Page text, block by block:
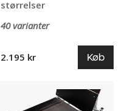
størrelser
40 varianter
2.195 kr Køb